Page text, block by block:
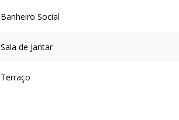
Banheiro Social
Sala de Jantar
Terraço